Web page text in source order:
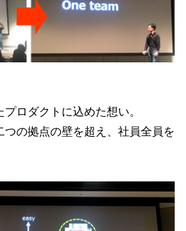
ロダクトに込めた想い。
つの拠点の壁を超え、社員全員を